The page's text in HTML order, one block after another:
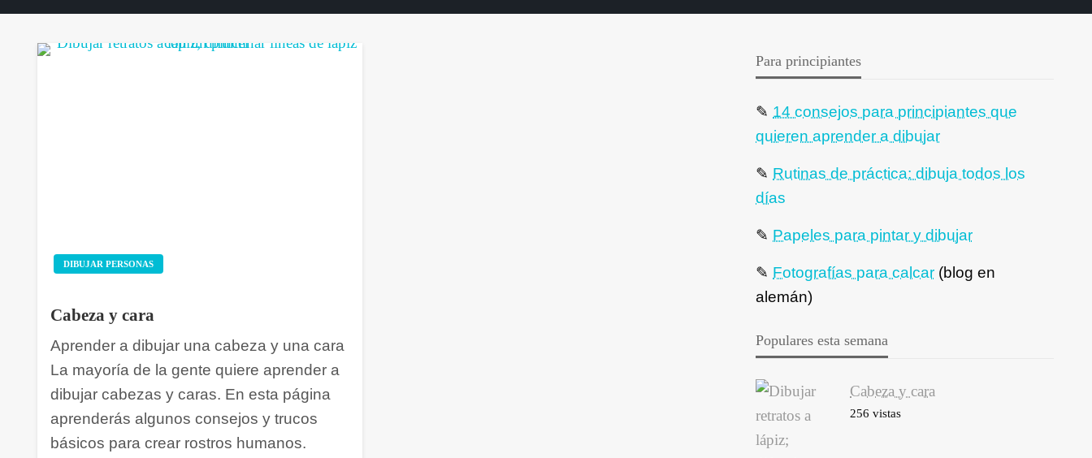
DIBUJAR PERSONAS
Cabeza y cara
Aprender a dibujar una cabeza y una cara
La mayoría de la gente quiere aprender a
dibujar cabezas y caras. En esta página
aprenderás algunos consejos y trucos
básicos para crear rostros humanos.
Para principiantes
✎ 14 consejos para principiantes que
quieren aprender a dibujar
✎ Rutinas de práctica: dibuja todos los
días
✎ Papeles para pintar y dibujar
✎ Fotografías para calcar (blog en
alemán)
Populares esta semana
Cabeza y cara
256 vistas